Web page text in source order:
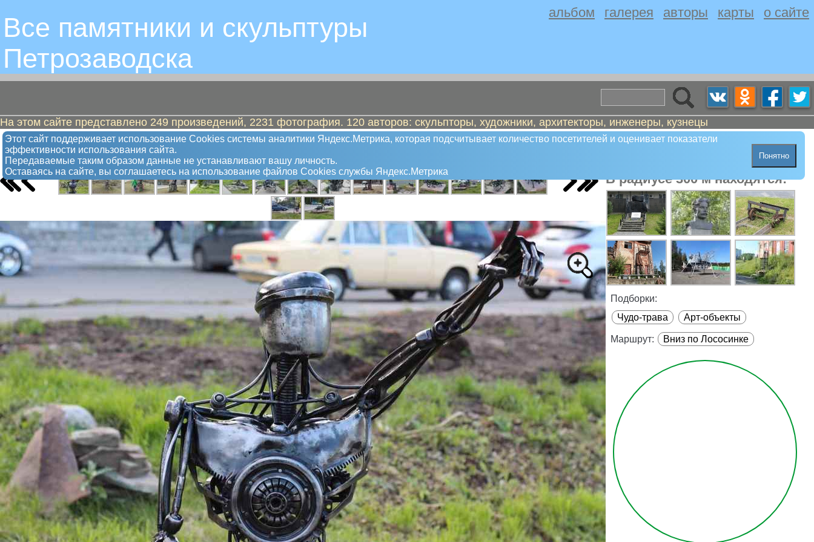
альбом галерея авторы карты о сайте
Все памятники и скульптуры
Петрозаводскa
На этом сайте представлено 249 произведений, 2231 фотография. 120 авторов: скульпторы, художники, архитекторы, инженеры, кузнецы
Этот сайт поддерживает использование Сookies системы аналитики Яндекс.Метрика, которая подсчитывает количество посетителей и оценивает показатели
эффективности использования сайта.
Передаваемые таким образом данные не устанавливают вашу личность.
Оставаясь на сайте, вы соглашаетесь на использование файлов Сookies службы Яндекс.Метрика
Понятно
Робот и его шестилапая собака. Он же Терминатор, он же Железный Дровосек
Арт-объект
В радиусе 300 м находятся:
Подборки:
Чудо-трава
Арт-объекты
Маршрут: Вниз по Лососинке